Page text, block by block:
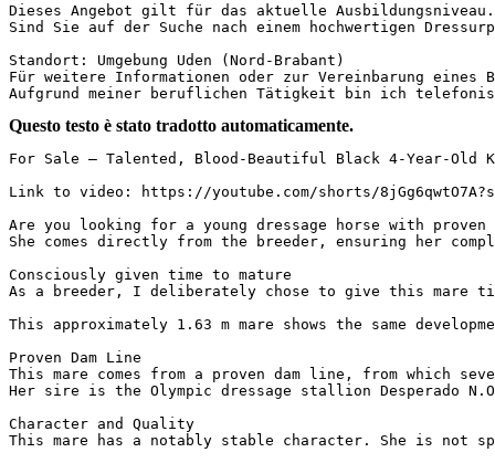
Dieses Angebot gilt für das aktuelle
Sind Sie auf der Suche nach einem hochwertigen
Standort: Umgebung Uden (Nord-Brabant)
Für weitere Informationen oder zur Vereinbarung eines
Aufgrund meiner beruflichen Tätigkeit bin ich
Questo testo è stato tradotto automaticamente.
For Sale – Talented, Blood-Beautiful Black 4-Year-Old
Link to video: https://youtube.com/shorts/
Are you looking for a young dressage horse with
She comes directly from the breeder, ensuring her
Consciously given time to mature
As a breeder, I deliberately chose to give this mare
This approximately 1.63 m mare shows the same
Proven Dam Line
This mare comes from a proven dam line, from which
Her sire is the Olympic dressage stallion Desperado
Character and Quality
This mare has a notably stable character. She is not